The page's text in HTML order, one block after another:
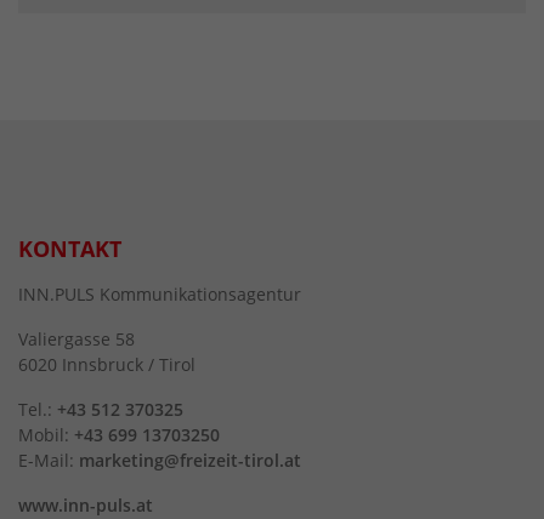
KONTAKT
INN.PULS Kommunikationsagentur
Valiergasse 58
6020 Innsbruck / Tirol
Tel.: +43 512 370325
Mobil: +43 699 13703250
E-Mail: marketing@freizeit-tirol.at
www.inn-puls.at